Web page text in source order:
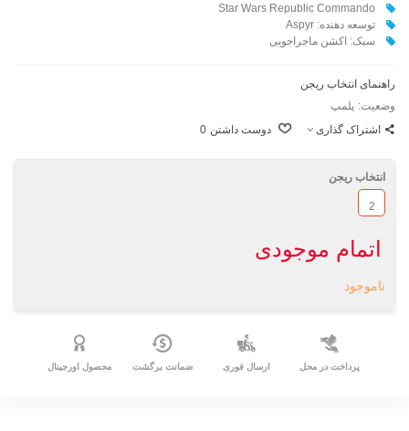
Star Wars Republic Commando
توسعه دهنده: Aspyr
سبک: اکشن ماجراجویی
راهنمای انتخاب ریجن
وضعیت: پلمپ
اشتراک گذاری
دوست داشتن 0
انتخاب ریجن
2
اتمام موجودی
ناموجود
پرداخت در محل ارسال فوری ضمانت برگشت محصول اورجینال